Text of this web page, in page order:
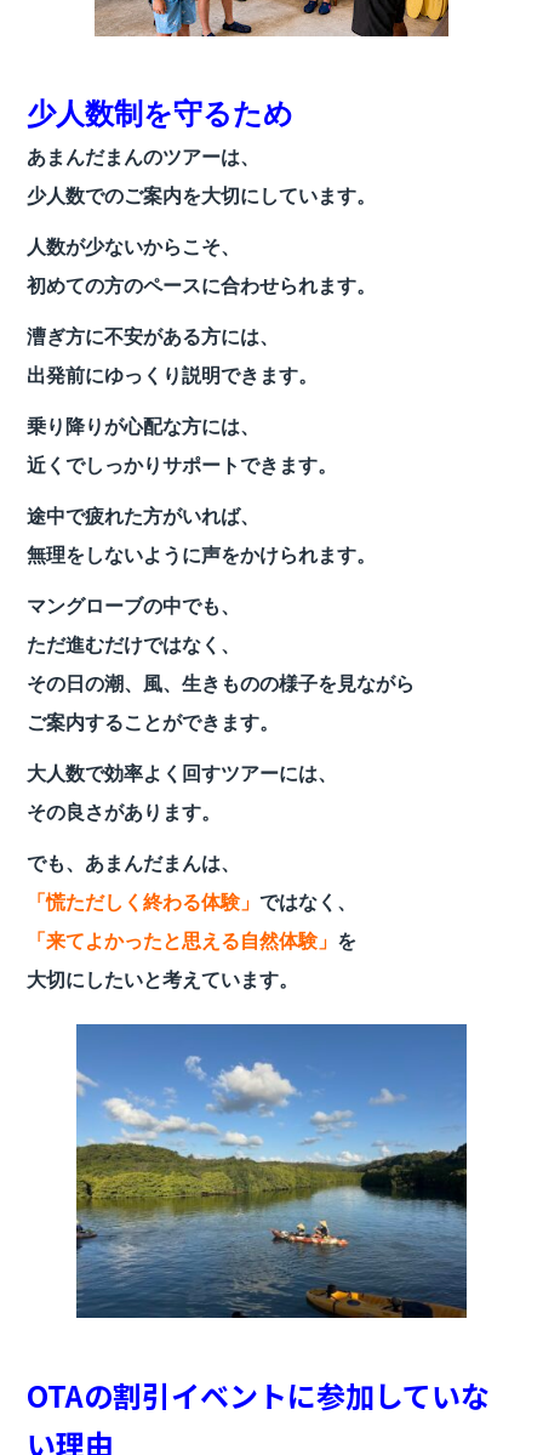
少人数制を守るため
あまんだまんのツアーは、
少人数でのご案内を大切にしています。
人数が少ないからこそ、
初めての方のペースに合わせられます。
漕ぎ方に不安がある方には、
出発前にゆっくり説明できます。
乗り降りが心配な方には、
近くでしっかりサポートできます。
途中で疲れた方がいれば、
無理をしないように声をかけられます。
マングローブの中でも、
ただ進むだけではなく、
その日の潮、風、生きものの様子を見ながら
ご案内することができます。
大人数で効率よく回すツアーには、
その良さがあります。
でも、あまんだまんは、
「慌ただしく終わる体験」ではなく、
「来てよかったと思える自然体験」 を
大切にしたいと考えています。
OTAの割引イベントに参加していな
い理由